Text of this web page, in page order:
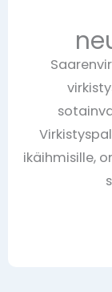
ikäihmisille,